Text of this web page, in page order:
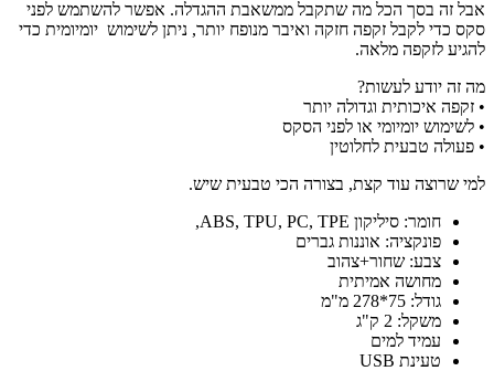
3
רמות
עוצמה
אבל זה בסך הכל מה שתקבל ממשאבת ההגדלה. אפשר להשתמש לפני
סקס כדי לקבל זקפה חזקה ואיבר מנופח יותר, ניתן לשימוש יומיומית כדי
להגיע לזקפה מלאה.
מה זה יודע לעשות?
• זקפה איכותית וגדולה יותר
• לשימוש יומיומי או לפני הסקס
• פעולה טבעית לחלוטין
למי שרוצה עוד קצת, בצורה הכי טבעית שיש.
חומר: סיליקון ABS, TPU, PC, TPE,
פונקציה: אוננות גברים
צבע: שחור+צהוב
מחושה אמיתית
גודל: 75*278 מ"מ
משקל: 2 ק"ג
עמיד למים
טעינת USB